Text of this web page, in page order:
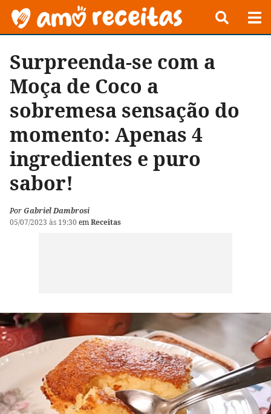
Surpreenda-se com a
Moça de Coco a
sobremesa sensação do
momento: Apenas 4
ingredientes e puro
sabor!
PorGabriel Dambrosi
05/07/2023 às 19:30 emReceitas